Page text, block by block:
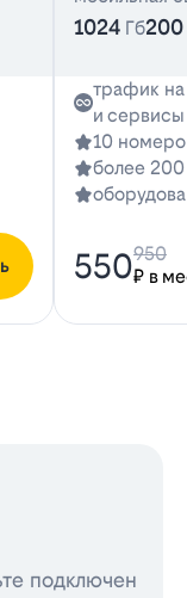
1024 Гб200
трафик
и сервисы
10
более 200
550₽ в
950
подключен